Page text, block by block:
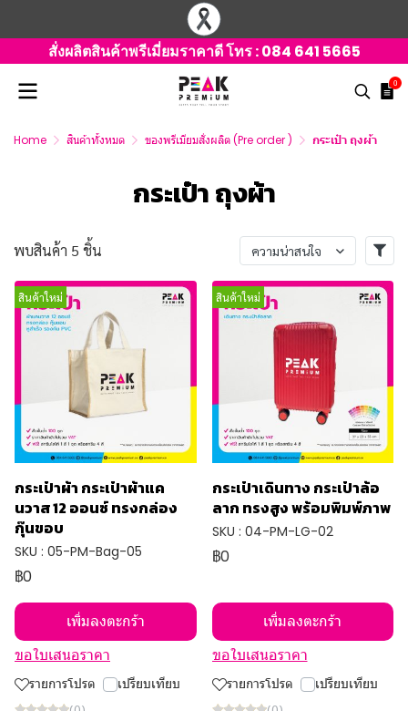
สั่งผลิตสินค้าพรีเมี่ยมราคาดี โทร :084 641 5665
0
Home สินค้าทั้งหมด ของพรีเมียมสั่งผลิต (Pre order ) กระเป๋า ถุงผ้า
กระเป๋า ถุงผ้า
พบสินค้า 5 ชิ้น ความน่าสนใจ
สินค้าใหม่
กระเป๋าผ้า กระเป๋าผ้าแค
นวาส 12 ออนซ์ ทรงกล่อง
กุ๊นขอบ
SKU : 05-PM-Bag-05
฿0
เพิ่มลงตะกร้า
ขอใบเสนอราคา
รายการโปรด เปรียบเทียบ
สินค้าใหม่
กระเป๋าเดินทาง กระเป๋าล้อ
ลาก ทรงสูง พร้อมพิมพ์ภาพ
SKU : 04-PM-LG-02
฿0
เพิ่มลงตะกร้า
ขอใบเสนอราคา
รายการโปรด เปรียบเทียบ